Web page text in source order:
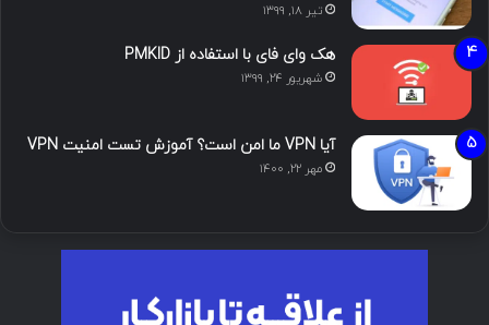
تیر ۱۸, ۱۳۹۹
هک وای فای با استفاده از PMKID
شهریور ۲۴, ۱۳۹۹
آیا VPN ما امن است؟ آموزش تست امنیت VPN
مهر ۲۲, ۱۴۰۰